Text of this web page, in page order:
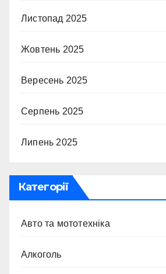
Листопад 2025
Жовтень 2025
Вересень 2025
Серпень 2025
Липень 2025
Категорії
Авто та мототехніка
Алкоголь